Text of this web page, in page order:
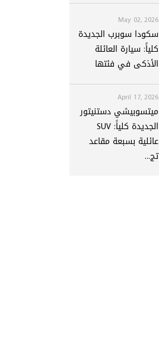
May 02, 2026
سكودا سوبرب الجديدة
كلياً: سيارة العائلة
الأذكى في فئتها
April 17, 2026
ميتسوبيشي دستنيتور
الجديدة كلياً: SUV
عائلية بسبعة مقاعد
تج...